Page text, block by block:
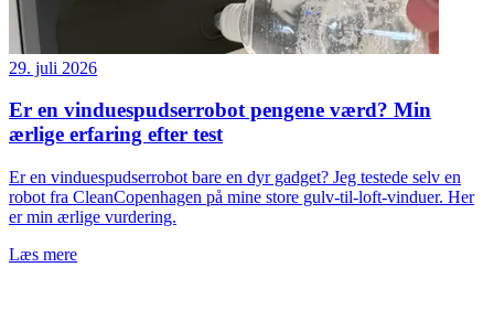
29. juli 2026
Er en vinduespudserrobot pengene værd? Min
ærlige erfaring efter test
Er en vinduespudserrobot bare en dyr gadget? Jeg testede selv en
robot fra CleanCopenhagen på mine store gulv-til-loft-vinduer. Her
er min ærlige vurdering.
Læs mere